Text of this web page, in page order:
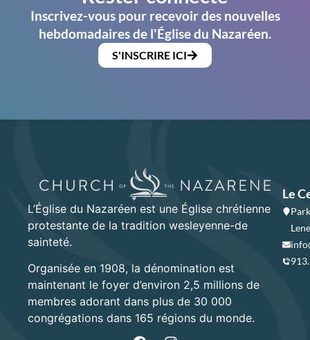
Inscrivez-vous pour recevoir des nouvelles
hebdomadaires de l'Église du Nazaréen.
S'INSCRIRE ICI
L’Église du Nazaréen est une Église chrétienne
protestante de la tradition wesleyenne-de
sainteté.
Organisée en 1908, la dénomination est
maintenant le foyer d’environ 2,5 millions de
membres adorant dans plus de 30 000
congrégations dans 165 régions du monde.
Le